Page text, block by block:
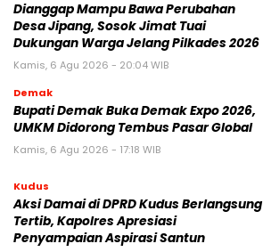
Dianggap Mampu Bawa Perubahan
Desa Jipang, Sosok Jimat Tuai
Dukungan Warga Jelang Pilkades 2026
Kamis, 6 Agu 2026 - 20:04 WIB
Demak
Bupati Demak Buka Demak Expo 2026,
UMKM Didorong Tembus Pasar Global
Kamis, 6 Agu 2026 - 17:18 WIB
Kudus
Aksi Damai di DPRD Kudus Berlangsung
Tertib, Kapolres Apresiasi
Penyampaian Aspirasi Santun